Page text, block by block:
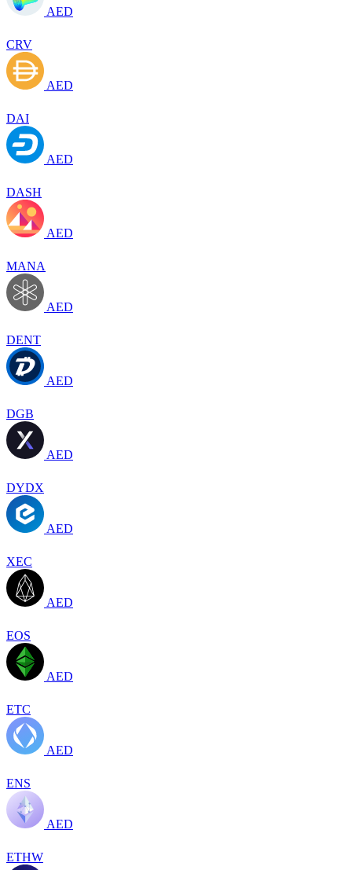
AED
CRV
AED
DAI
AED
DASH
AED
MANA
AED
DENT
AED
DGB
AED
DYDX
AED
XEC
AED
EOS
AED
ETC
AED
ENS
AED
ETHW